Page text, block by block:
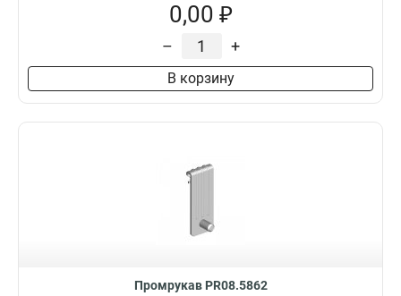
0,00 ₽
– +
В корзину
Промрукав PR08.5862